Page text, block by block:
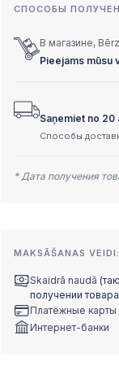
СПОСОБЫ
В магазине,
Pieejams mūsu
Saņemiet no 20
Способы
* Дата получения
MAKSĀŠANAS VEIDI:
Skaidrā naudā
получении
Платёжные карты
Интернет-банки